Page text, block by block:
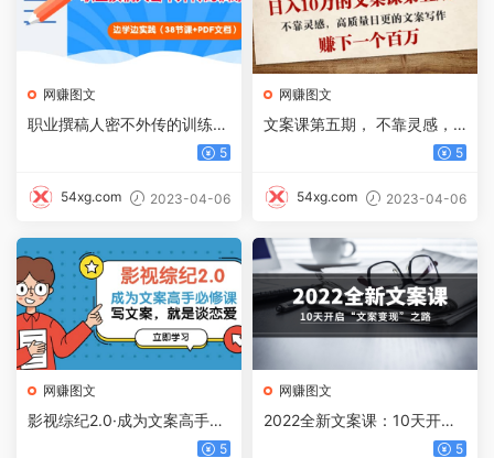
网赚图文
职业撰稿人密不外传的训练
法：边学边实践（38节课 PD
5
54xg.com 2023-04-06
网赚图文
文案课第五期， 不靠灵感，
5
54xg.com 2023-04-06
网赚图文
影视综纪2.0·成为文案高手必
修课：写文案，就是谈恋爱 5
网赚图文
2022全新文案课：10天开启
“文案变现”之路~从0基础开始
5